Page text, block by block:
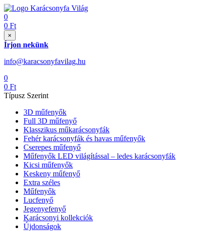
0
0 Ft
×
Írjon nekünk
info@karacsonyfavilag.hu
0
0 Ft
Típusz Szerint
3D műfenyők
Full 3D műfenyő
Klasszikus műkarácsonyfák
Fehér karácsonyfák és havas műfenyők
Cserepes műfenyő
Műfenyők LED világítással – ledes karácsonyfák
Kicsi műfenyők
Keskeny műfenyő
Extra széles
Műfenyők
Lucfenyő
Jegenyefenyő
Karácsonyi kollekciók
Újdonságok